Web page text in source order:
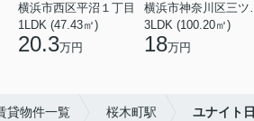
横浜市西区平沼１丁目
1LDK (47.43㎡)
20.3万円
横浜
3LDK (100.20㎡)
18万円
貸物件一覧 桜木町駅 ユナイト